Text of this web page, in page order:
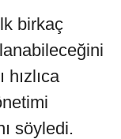
birkaç
hızlıca
söyledi.